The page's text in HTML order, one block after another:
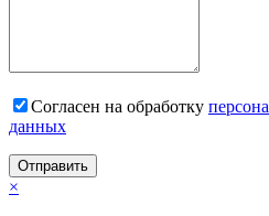
Согласен на обработку
данных
Отправить
×